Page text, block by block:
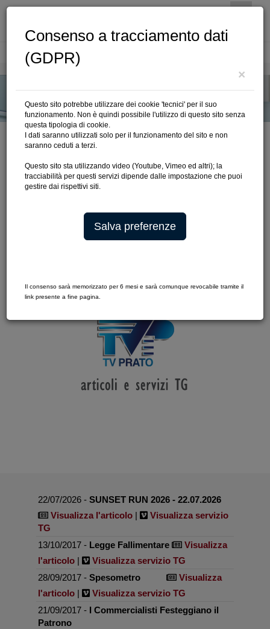
Cerca
ODCEC PRATO SU TV PRATO
gli articoli pubblicati sul sito dell'emittente pratese.
22/07/2026 - SUNSET RUN 2026 - 22.07.2026
Visualizza l'articolo
Visualizza servizio
TG
13/10/2017 - Legge Fallimentare
Visualizza
l'articolo
Visualizza servizio TG
28/09/2017 - Spesometro
Visualizza
l'articolo
Visualizza servizio TG
21/09/2017 -
I Commercialisti Festeggiano il
Patrono
Consenso a tracciamento dati
(GDPR)
×
Questo sito potrebbe utilizzare dei cookie 'tecnici' per il suo
funzionamento. Non è quindi possibile l'utilizzo di questo sito senza
questa tipologia di cookie.
I dati saranno utilizzati solo per il funzionamento del sito e non
saranno ceduti a terzi.
Questo sito sta utilizzando video (Youtube, Vimeo ed altri); la
tracciabilità per questi servizi dipende dalle impostazione che puoi
gestire dai rispettivi siti.
Salva preferenze
Il consenso sarà memorizzato per 6 mesi e sarà comunque revocabile tramite il
link presente a fine pagina.